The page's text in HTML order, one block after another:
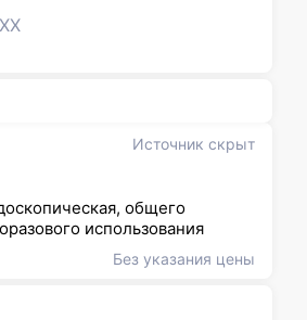
Источник скрыт
общего
использования
Без указания цены